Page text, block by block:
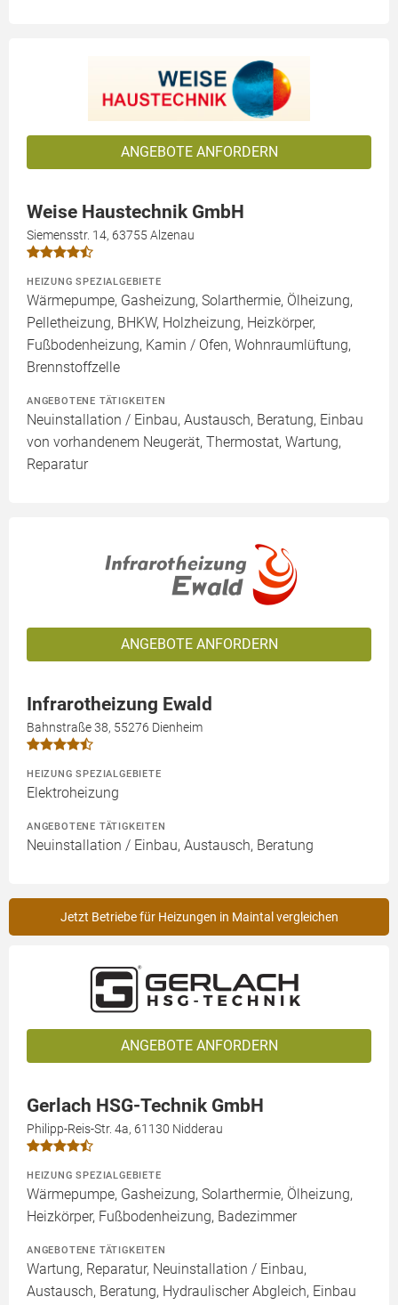
ANGEBOTE ANFORDERN
Weise Haustechnik GmbH
Siemensstr. 14, 63755 Alzenau
HEIZUNG SPEZIALGEBIETE
Wärmepumpe, Gasheizung, Solarthermie, Ölheizung,
Pelletheizung, BHKW, Holzheizung, Heizkörper,
Fußbodenheizung, Kamin / Ofen, Wohnraumlüftung,
Brennstoffzelle
ANGEBOTENE TÄTIGKEITEN
Neuinstallation / Einbau, Austausch, Beratung, Einbau
von vorhandenem Neugerät, Thermostat, Wartung,
Reparatur
ANGEBOTE ANFORDERN
Infrarotheizung Ewald
Bahnstraße 38, 55276 Dienheim
HEIZUNG SPEZIALGEBIETE
Elektroheizung
ANGEBOTENE TÄTIGKEITEN
Neuinstallation / Einbau, Austausch, Beratung
Jetzt Betriebe für Heizungen in Maintal vergleichen
ANGEBOTE ANFORDERN
Gerlach HSG-Technik GmbH
Philipp-Reis-Str. 4a, 61130 Nidderau
HEIZUNG SPEZIALGEBIETE
Wärmepumpe, Gasheizung, Solarthermie, Ölheizung,
Heizkörper, Fußbodenheizung, Badezimmer
ANGEBOTENE TÄTIGKEITEN
Wartung, Reparatur, Neuinstallation / Einbau,
Austausch, Beratung, Hydraulischer Abgleich, Einbau